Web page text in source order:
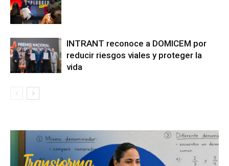
INTRANT reconoce a DOMICEM por
reducir riesgos viales y proteger la
vida